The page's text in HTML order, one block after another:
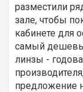
разместили
зале, чтобы
кабинете для
самый
линзы -
предложение